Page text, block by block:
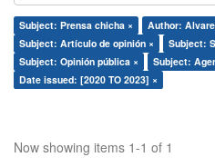
Subject: Prensa chicha ×
Author:
Subject: Artículo de opinión ×
Subject:
Subject: Opinión pública ×
Subject:
Date issued: [2020 TO 2023] ×
Now showing items 1-1 of 1